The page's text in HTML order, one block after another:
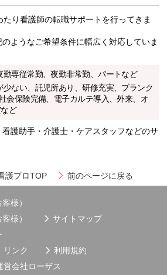
り看護師の転職サポートを行ってきま
ようなご希望条件に幅広く対応していま
勤専従常勤、夜勤非常勤、パートなど
ない、託児所あり、研修充実、ブランク
会保険完備、電子カルテ導入、外来、オ
ど
護助手・介護士・ケアスタッフなどのサ
護プロTOP 前のページに戻る
様）
様）
サイトマップ
リンク
利用規約
営会社ローザス